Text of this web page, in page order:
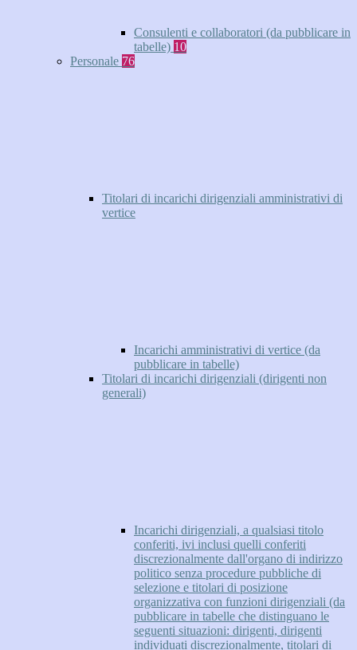
Consulenti e collaboratori (da pubblicare in
tabelle) 10
Personale 76
Titolari di incarichi dirigenziali amministrativi di
vertice
Incarichi amministrativi di vertice (da
pubblicare in tabelle)
Titolari di incarichi dirigenziali (dirigenti non
generali)
Incarichi dirigenziali, a qualsiasi titolo
conferiti, ivi inclusi quelli conferiti
discrezionalmente dall'organo di indirizzo
politico senza procedure pubbliche di
selezione e titolari di posizione
organizzativa con funzioni dirigenziali (da
pubblicare in tabelle che distinguano le
seguenti situazioni: dirigenti, dirigenti
individuati discrezionalmente, titolari di